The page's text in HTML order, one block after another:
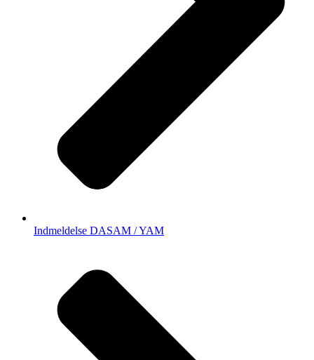
Indmeldelse DASAM / YAM